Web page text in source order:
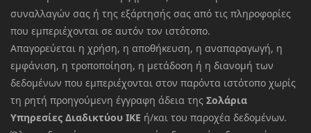
συναλλαγών σας ή της εξάρτησής σας από τις πληροφορίες
που εμπεριέχονται σε αυτόν τον ιστότοπο.
Απαγορεύεται η χρήση, η αποθήκευση, η αναπαραγωγή, η
εμφάνιση, η τροποποίηση, η μετάδοση ή η διανομή των
δεδομένων που εμπεριέχονται στον παρόντα ιστότοπο χωρίς
τη ρητή προηγούμενη έγγραφη άδεια της Σολάρια
Υπηρεσίες Διαδικτύου ΙΚΕ ή/και του παροχέα δεδομένων.